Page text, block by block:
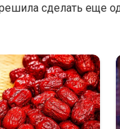
сделать еще